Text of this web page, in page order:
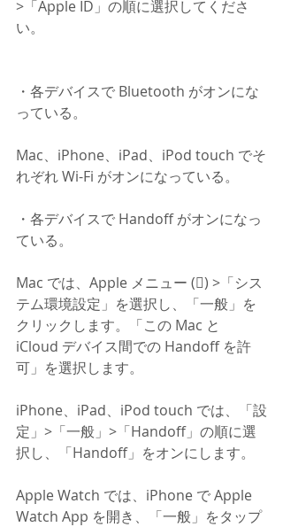
>「Apple ID」の順に選択してくださ
い。
・各デバイスで Bluetooth がオンにな
っている。
Mac、iPhone、iPad、iPod touch でそ
れぞれ Wi-Fi がオンになっている。
・各デバイスで Handoff がオンになっ
ている。
Mac では、Apple メニュー () >「シス
テム環境設定」を選択し、「一般」を
クリックします。「この Mac と
iCloud デバイス間での Handoff を許
可」を選択します。
iPhone、iPad、iPod touch では、「設
定」>「一般」>「Handoff」の順に選
択し、「Handoff」をオンにします。
Apple Watch では、iPhone で Apple
Watch App を開き、「一般」をタップ